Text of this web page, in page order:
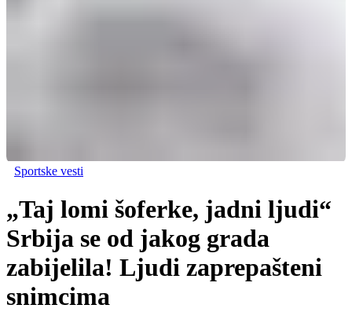
Sportske vesti
„Taj lomi šoferke, jadni ljudi“
Srbija se od jakog grada
zabijelila! Ljudi zaprepašteni
snimcima